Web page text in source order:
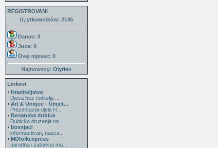
REGISTROVANI
U¿ytkowników: 2145
Danas: 0
Juce: 0
Ovaj mjesec: 0
Najnowszy: Olyrien
Linkovi
Hraniteljstvo
Djeca bez roditelja ...
Art & Unique - Umjet...
Prezentacija djela H...
Bosanska dubica
Dubicko druzenje na ...
bosnjaci
informactivan, nauca...
MDfolkexpress
narodna i zabavna mu...